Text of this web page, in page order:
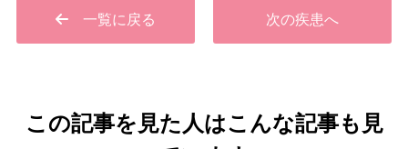
一覧に戻る 次の疾患へ
この記事を見た人はこんな記事も見